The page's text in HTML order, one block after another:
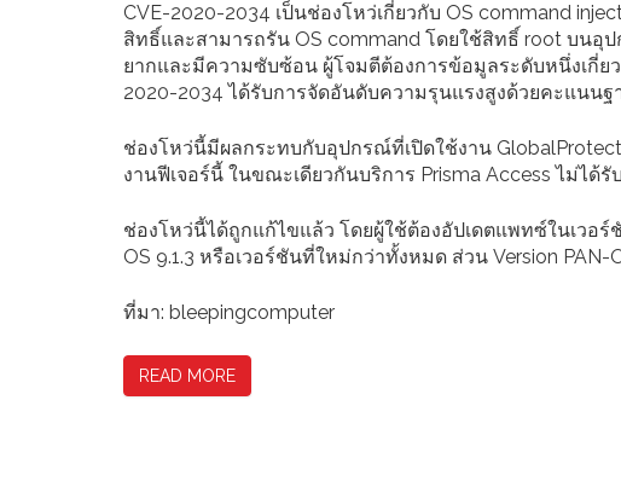
CVE-2020-2034 เป็นช่องโหว่เกี่ยวกับ OS command
สิทธิ์และสามารถรัน OS command โดยใช้สิทธิ์ root บน
ยากและมีความซับซ้อน ผู้โจมตีต้องการข้อมูลระดับหนึ่งเกี่
2020-2034 ได้รับการจัดอันดับความรุนแรงสูงด้วยคะแนนฐา
ช่องโหว่นี้มีผลกระทบกับอุปกรณ์ที่เปิดใช้งาน
งานฟีเจอร์นี้ ในขณะเดียวกันบริการ Prisma Access ไม่ได้
ช่องโหว่นี้ได้ถูกแก้ไขแล้ว โดยผู้ใช้ต้องอัปเดตแพทซ์ในเวอร์
OS 9.1.3 หรือเวอร์ชันที่ใหม่กว่าทั้งหมด ส่วน Version
ที่มา: bleepingcomputer
READ MORE